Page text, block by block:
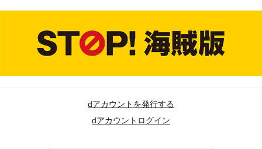
dアカウントを発行する
dアカウントログイン